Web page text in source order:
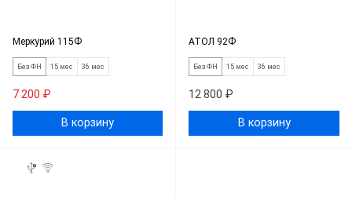
Меркурий 115Ф
Без ФН 15 мес 36 мес
7 200 ₽
В корзину
АТОЛ 92Ф
Без ФН 15 мес 36 мес
12 800 ₽
В корзину